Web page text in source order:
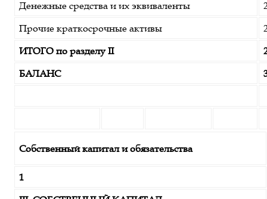
Денежные средства и их эквиваленты
Прочие краткосрочные активы
ИТОГО по разделу II
БАЛАНС
Собственный капитал и обязательства
1